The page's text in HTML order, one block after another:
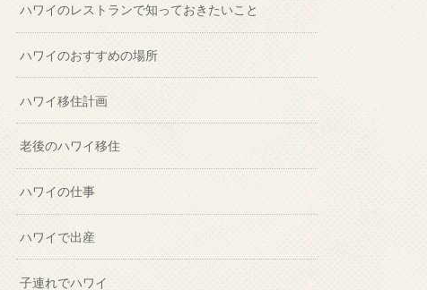
ハワイのレストランで知っておきたいこと
ハワイのおすすめの場所
ハワイ移住計画
老後のハワイ移住
ハワイの仕事
ハワイで出産
子連れでハワイ